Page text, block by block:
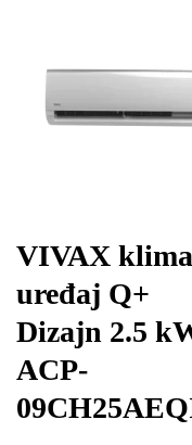
VIVAX klima
uređaj Q+
Dizajn 2.5
ACP-